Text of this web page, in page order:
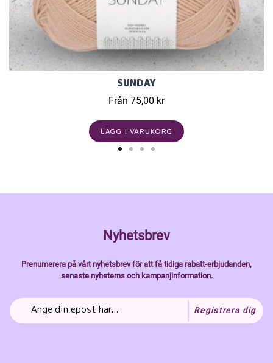
SUNDAY
Från 75,00 kr
LÄGG I VARUKORG
Nyhetsbrev
Prenumerera på vårt nyhetsbrev för att få tidiga rabatt-erbjudanden,
senaste nyheterns och kampanjinformation.
Registrera dig